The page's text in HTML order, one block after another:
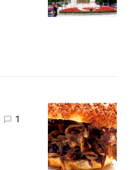
1